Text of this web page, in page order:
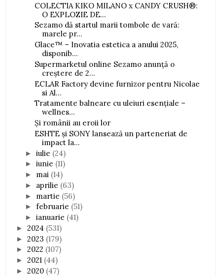
COLECTIA KIKO MILANO x CANDY CRUSH®:
O EXPLOZIE DE...
Sezamo dă startul marii tombole de vară:
marele pr...
Glace™ – Inovatia estetica a anului 2025,
disponib...
Supermarketul online Sezamo anunță o
creștere de 2...
ECLAR Factory devine furnizor pentru Nicolae
si Al...
Tratamente balneare cu uleiuri esențiale –
wellnes...
Și românii au eroii lor
ESHTE și SONY lansează un parteneriat de
impact la...
►iulie (24)
►iunie (11)
► mai (14)
► aprilie (63)
► martie (56)
►februarie (51)
►ianuarie (41)
►2024 (531)
►2023 (179)
►2022 (107)
►2021 (44)
►2020 (47)